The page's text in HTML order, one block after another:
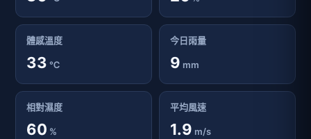
體感溫度
33 ℃
今日雨量
9 mm
相對濕度
60 %
平均風速
1.9 m/s